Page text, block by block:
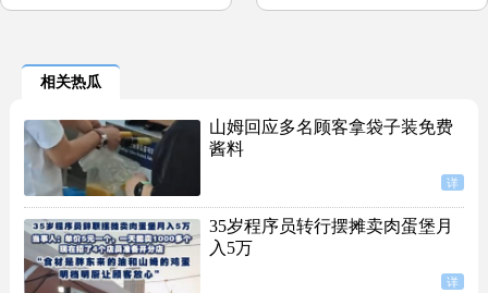
相关热瓜
山姆回应多名顾客拿袋子装免费
酱料
详
35岁程序员转行摆摊卖肉蛋堡月
入5万
详